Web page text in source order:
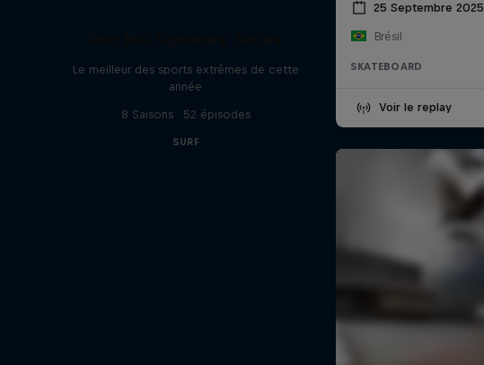
25 Septembre 2025
Brésil
SKATEBOARD
Voir le replay
Le meilleur des sports extrêmes de cette
année
8 Saisons · 52 épisodes
SURF